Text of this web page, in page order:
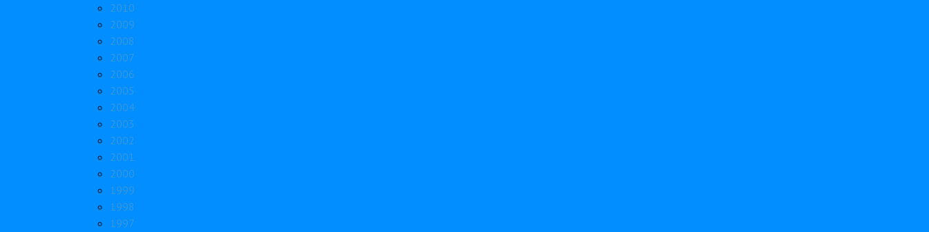
2010
2009
2008
2007
2006
2005
2004
2003
2002
2001
2000
1999
1998
1997